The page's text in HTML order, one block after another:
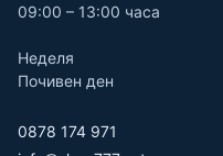
09:00 – 13:00 часа
Неделя
Почивен ден
0878 174 971